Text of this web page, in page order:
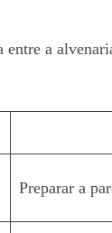
entre a
Preparar a